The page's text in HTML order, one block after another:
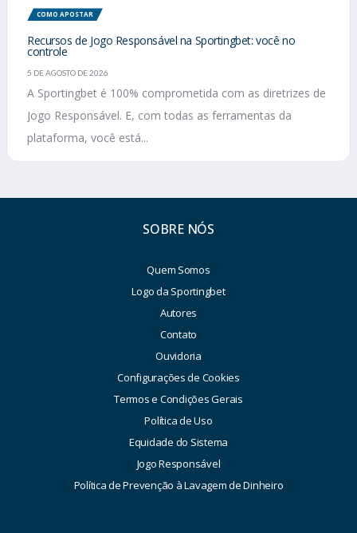
COMO APOSTAR
Recursos de Jogo Responsável na Sportingbet: você no
controle
5 DE AGOSTO DE 2026
A Sportingbet é 100% comprometida com as diretrizes de
Jogo Responsável. E, com todas as ferramentas da
plataforma, você está...
SOBRE NÓS
Quem Somos
Logo da Sportingbet
Autores
Contato
Ouvidoria
Configurações de Cookies
Termos e Condições Gerais
Política de Uso
Equidade do Sistema
Jogo Responsável
Política de Prevenção à Lavagem de Dinheiro